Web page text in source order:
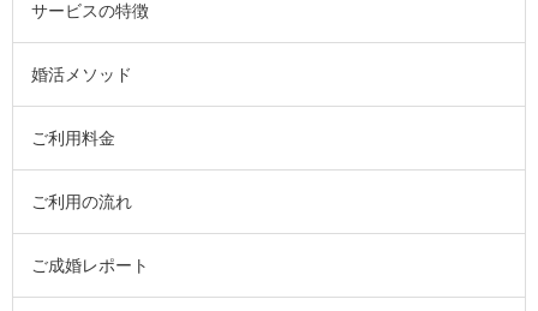
サービスの特徴
婚活メソッド
ご利用料金
ご利用の流れ
ご成婚レポート